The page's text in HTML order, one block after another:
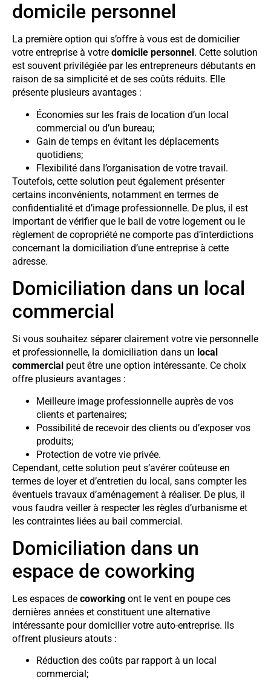
domicile personnel
La première option qui s’offre à vous est de domicilier
votre entreprise à votre domicile personnel . Cette solution
est souvent privilégiée par les entrepreneurs débutants en
raison de sa simplicité et de ses coûts réduits. Elle
présente plusieurs avantages :
Économies sur les frais de location d’un local
commercial ou d’un bureau;
Gain de temps en évitant les déplacements
quotidiens;
Flexibilité dans l’organisation de votre travail.
Toutefois, cette solution peut également présenter
certains inconvénients, notamment en termes de
confidentialité et d’image professionnelle. De plus, il est
important de vérifier que le bail de votre logement ou le
règlement de copropriété ne comporte pas d’interdictions
concernant la domiciliation d’une entreprise à cette
adresse.
Domiciliation dans un local
commercial
Si vous souhaitez séparer clairement votre vie personnelle
et professionnelle, la domiciliation dans un local
commercial peut être une option intéressante. Ce choix
offre plusieurs avantages :
Meilleure image professionnelle auprès de vos
clients et partenaires;
Possibilité de recevoir des clients ou d’exposer vos
produits;
Protection de votre vie privée.
Cependant, cette solution peut s’avérer coûteuse en
termes de loyer et d’entretien du local, sans compter les
éventuels travaux d’aménagement à réaliser. De plus, il
vous faudra veiller à respecter les règles d’urbanisme et
les contraintes liées au bail commercial.
Domiciliation dans un
espace de coworking
Les espaces de coworking ont le vent en poupe ces
dernières années et constituent une alternative
intéressante pour domicilier votre auto-entreprise. Ils
offrent plusieurs atouts :
Réduction des coûts par rapport à un local
commercial;